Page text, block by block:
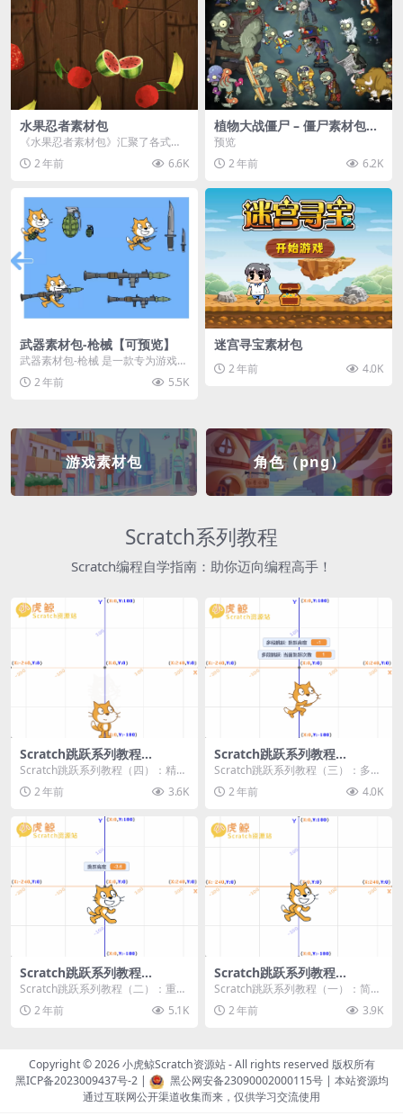
水果忍者素材包
《水果忍者素材包》汇聚了各式鲜
美诱人的水果图像与清脆悦耳的切
割音效，专为追求极致...
2 年前 6.6K
植物大战僵尸 – 僵尸素材包
【可预览】
预览
2 年前
6.2K
武器素材包-枪械【可预览】
武器素材包-枪械 是一款专为游戏开
发者和创作者设计的素材包，包含
多种高质量的枪械...
2 年前 5.5K
迷宫寻宝素材包
2 年前 4.0K
游戏素材包 角色（png）
Scratch系列教程
Scratch编程自学指南：助你迈向编程高手！
Scratch跳跃系列教程
（四）：精准着陆
Scratch跳跃系列教程（四）：精准
着陆 作者：小虎鲸Scratch资源站
... 2 年前 3.6K
Scratch跳跃系列教程
（三）：多段跳跃
Scratch跳跃系列教程（三）：多段
跳跃 作者：小虎鲸Scratch资源站
连...2 年前 4.0K
Scratch跳跃系列教程
（二）：重力跳跃
Scratch跳跃系列教程（二）：重力
跳跃 作者：小虎鲸Scratch资源站
按...2 年前 5.1K
Scratch跳跃系列教程
（一）：简单跳跃
Scratch跳跃系列教程（一）：简单
跳跃 作者：小虎鲸Scratch资源站
按...2 年前 3.9K
Copyright © 2026小虎鲸Scratch资源站- All rights reserved 版权所有
黑ICP备2023009437号-2| 黑公网安备23090002000115号| 本站资源均
通过互联网公开渠道收集而来，仅供学习交流使用